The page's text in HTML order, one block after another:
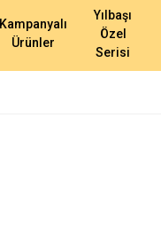
Kampanyalı
Ürünler
Yılbaşı
Özel
Serisi